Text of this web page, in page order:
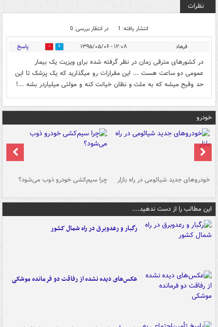
نظرات
انتشار یافته: 1 در انتظار بررسی: 0
فرهاد ۱۲:۰۸ - ۱۳۹۵/۰۵/۰۶ 0 پاسخ
در کشورهای مترقی زمان در نظر گرفته شده برای ویزیت یک بیمار
عمومی دو ساعت هست ... این مقرارات رو میگذارید که یک پزشک تا این
حد وقیح میشه که به ملت و نظان خیانت کنه و مولتی میلیاردر بشه ...!
خودرو
خودروهای جدید شیائومی در راه بازار چرا سیم‌کشی خودرو ذوب می‌شود؟
این مطالب را از دست ندهید....
رگبار و رعدوبرق در راه شمال کشور
عکس‌های دیده نشده از رفاقت دو فرمانده‌ موشکی